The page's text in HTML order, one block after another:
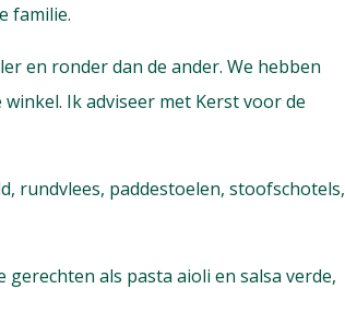
familie.
en ronder dan de ander. We hebben
Ik adviseer met Kerst voor de
rundvlees, paddestoelen, stoofschotels,
als pasta aioli en salsa verde,